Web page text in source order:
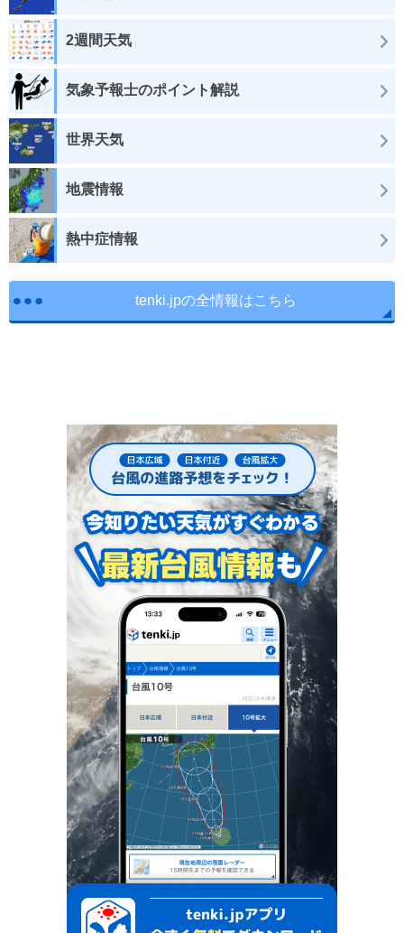
2週間天気
気象予報士のポイント解説
世界天気
地震情報
熱中症情報
tenki.jpの全情報はこちら